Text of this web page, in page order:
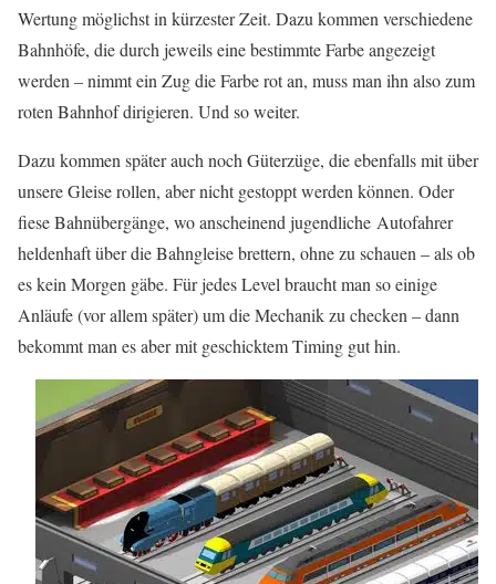
Wertung möglichst in kürzester Zeit. Dazu kommen verschiedene
Bahnhöfe, die durch jeweils eine bestimmte Farbe angezeigt
werden – nimmt ein Zug die Farbe rot an, muss man ihn also zum
roten Bahnhof dirigieren. Und so weiter.
Dazu kommen später auch noch Güterzüge, die ebenfalls mit über
unsere Gleise rollen, aber nicht gestoppt werden können. Oder
fiese Bahnübergänge, wo anscheinend jugendliche Autofahrer
heldenhaft über die Bahngleise brettern, ohne zu schauen – als ob
es kein Morgen gäbe. Für jedes Level braucht man so einige
Anläufe (vor allem später) um die Mechanik zu checken – dann
bekommt man es aber mit geschicktem Timing gut hin.